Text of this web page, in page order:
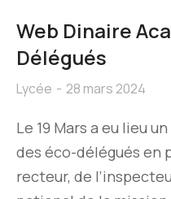
Web Dinaire
Délégués
Lycée 28 mars 2024
Le 19 Mars a eu lieu
des éco-délégués en
recteur, de